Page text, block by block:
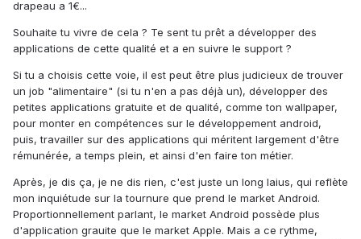
drapeau a 1€...
Souhaite tu vivre de cela ? Te sent tu prêt a développer des
applications de cette qualité et a en suivre le support ?
Si tu a choisis cette voie, il est peut être plus judicieux de trouver
un job "alimentaire" (si tu n'en a pas déjà un), développer des
petites applications gratuite et de qualité, comme ton wallpaper,
pour monter en compétences sur le développement android,
puis, travailler sur des applications qui méritent largement d'être
rémunérée, a temps plein, et ainsi d'en faire ton métier.
Après, je dis ça, je ne dis rien, c'est juste un long laius, qui reflète
mon inquiétude sur la tournure que prend le market Android.
Proportionnellement parlant, le market Android possède plus
d'application grauite que le market Apple. Mais a ce rythme,